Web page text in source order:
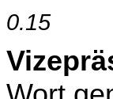
0.15